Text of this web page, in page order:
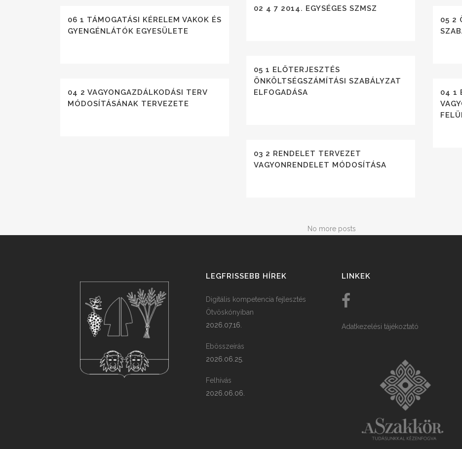
02 4 7 2014. EGYSÉGES SZMSZ
06 1 TÁMOGATÁSI KÉRELEM VAKOK ÉS
GYENGÉNLÁTÓK EGYESÜLETE
05 2
05 1 ELŐTERJESZTÉS
ÖNKÖLTSÉGSZÁMÍTÁSI SZABÁLYZAT
ELFOGADÁSA
04 2 VAGYONGAZDÁLKODÁSI TERV
MÓDOSÍTÁSÁNAK TERVEZETE
04 1
03 2 RENDELET TERVEZET
VAGYONRENDELET MÓDOSÍTÁSA
No more posts
LEGFRISSEBB HÍREK
Digitális kompetencia fejlesztés
Ötvöskónyiban
2026.07.16.
Ebösszeírás
2026.06.25.
Felhívás
2026.06.06.
LINKEK
Adatkezelési tájékoztató